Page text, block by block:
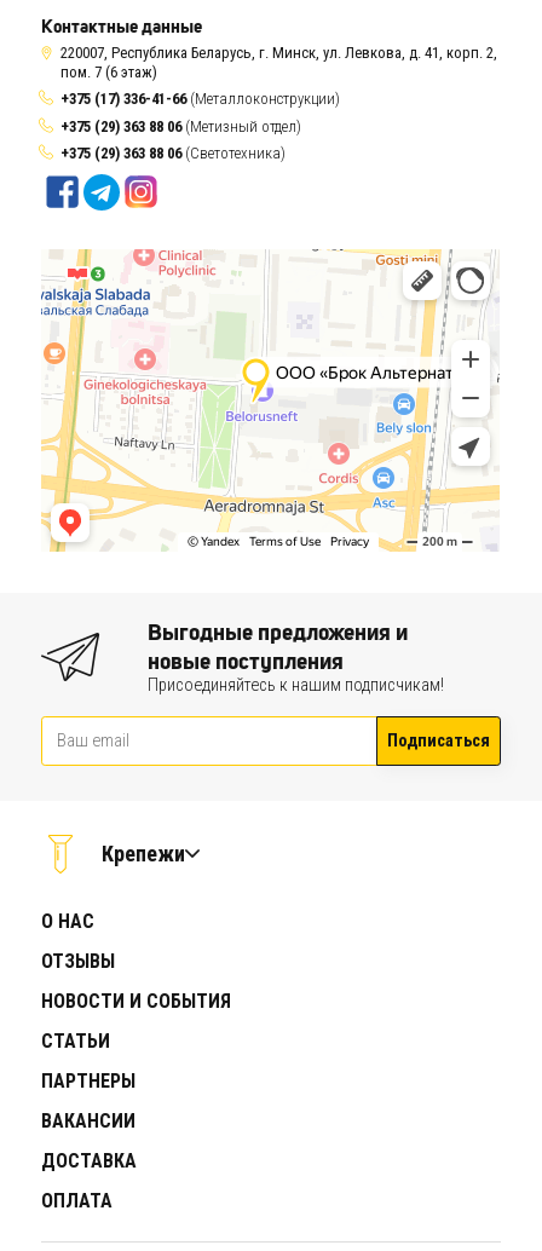
Контактные данные
220007, Республика Беларусь, г. Минск, ул. Левкова, д. 41, корп. 2,
пом. 7 (6 этаж)
+375 (17) 336-41-66 (Металлоконструкции)
+375 (29) 363 88 06(Метизный отдел)
+375 (29) 363 88 06(Светотехника)
Выгодные предложения и
новые поступления
Присоединяйтесь к нашим подписчикам!
Подписаться
Крепежи
О НАС
ОТЗЫВЫ
НОВОСТИ И СОБЫТИЯ
СТАТЬИ
ПАРТНЕРЫ
ВАКАНСИИ
ДОСТАВКА
ОПЛАТА